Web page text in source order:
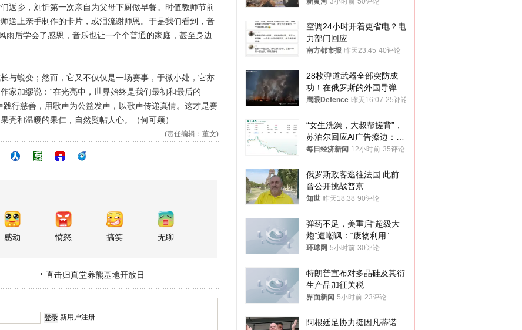
返乡，刘忻第一次亲自为父母下厨做早餐。时值教师节前
送上亲手制作的卡片，或泪流谢师恩。于是我们看到，音
雨后学会了感恩，音乐也让一个个普通的家庭，甚至身边
蜕变；然而，它又不仅仅是一场赛事，于微小处，它亦
家加缪说：“在光亮中，世界始终是我们最初和最后的
行慈善，用歌声为公益发声，以歌声传递真情。这才是赛
和温暖的果仁，自然熨帖人心。（何可颖）
(责任编辑：董文)
感动 愤怒 搞笑 无聊
直击归真堂养熊基地开放日
新用户注册
空调24小时开着更省电？电
力部门回应
南方都市报 昨天23:45 40评论
28枚弹道武器全部突防成
功！在俄罗斯的外国导弹发
射车都是合法打击目标
鹰眼Defence 昨天16:07 25评论
“女生洗澡，大叔帮搓背”，
苏泊尔回应AI广告擦边：视
频全下架，已强化内容管理
每日经济新闻 12小时前 35评论
俄罗斯政客逃往法国 此前
曾公开挑战普京
知世 昨天18:38 90评论
弹药不足，美重启“超级大
炮”遭嘲讽：“废物利用”
环球网 5小时前 30评论
特朗普宣布对多晶硅及其衍
生产品加征关税
界面新闻 5小时前 23评论
阿根廷足协力挺因凡蒂诺